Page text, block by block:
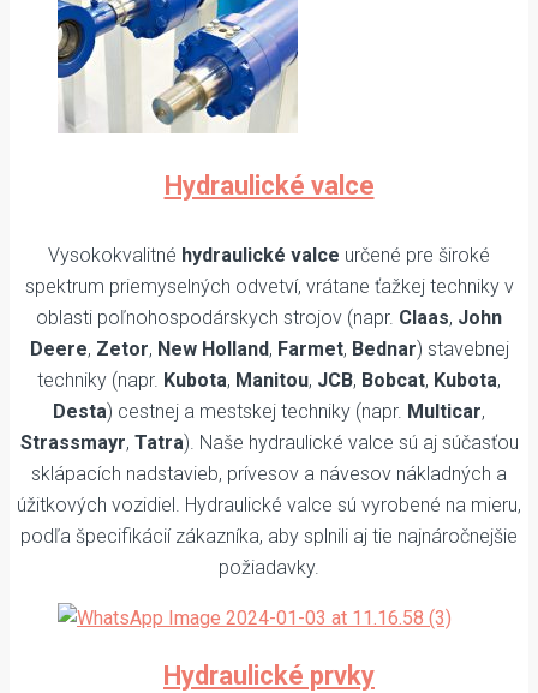
Hydraulické valce
Vysokokvalitné hydraulické valce určené pre široké
spektrum priemyselných odvetví, vrátane ťažkej techniky v
oblasti poľnohospodárskych strojov (napr. Claas, John
Deere, Zetor, New Holland, Farmet, Bednar) stavebnej
techniky (napr. Kubota, Manitou, JCB, Bobcat, Kubota,
Desta) cestnej a mestskej techniky (napr. Multicar,
Strassmayr, Tatra). Naše hydraulické valce sú aj súčasťou
sklápacích nadstavieb, prívesov a návesov nákladných a
úžitkových vozidiel. Hydraulické valce sú vyrobené na mieru,
podľa špecifikácií zákazníka, aby splnili aj tie najnáročnejšie
požiadavky.
Hydraulické prvky